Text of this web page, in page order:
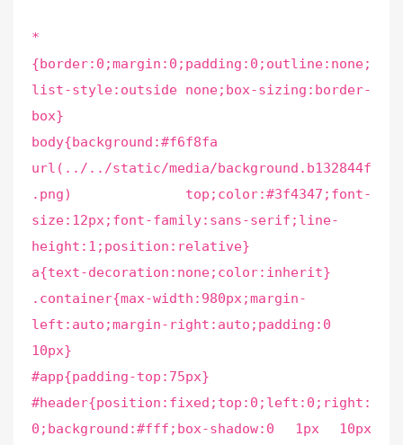
*
{border:0;margin:0;padding:0;outline:none;
list-style:outside none;box-sizing:border-
box}
body{background:#f6f8fa
url(../../static/media/background.b132844f
.png) top;color:#3f4347;font-
size:12px;font-family:sans-serif;line-
height:1;position:relative}
a{text-decoration:none;color:inherit}
.container{max-width:980px;margin-
left:auto;margin-right:auto;padding:0
10px}
#app{padding-top:75px}
#header{position:fixed;top:0;left:0;right:
0;background:#fff;box-shadow:0 1px 10px